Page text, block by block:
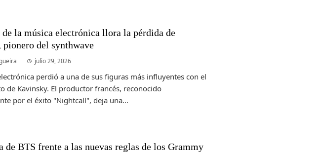
la música electrónica llora la pérdida de
pionero del synthwave
julio 29, 2026
perdió a una de sus figuras más influyentes con el
de Kavinsky. El productor francés, reconocido
por el éxito "Nightcall", deja una...
de BTS frente a las nuevas reglas de los Grammy